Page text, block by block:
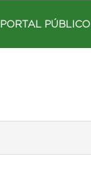
PORTAL PÚBLICO